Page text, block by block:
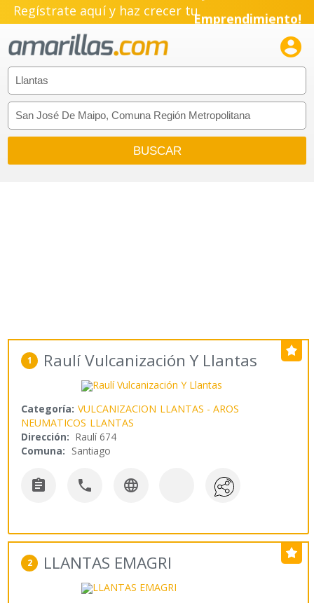
Regístrate aquí y haz crecer tuPyme!
Emprendimiento!

1 Raulí Vulcanización Y Llantas
Categoría: VULCANIZACION LLANTAS - AROS
NEUMATICOS LLANTAS
Dirección: Raulí 674
Comuna: Santiago
  
2 LLANTAS EMAGRI